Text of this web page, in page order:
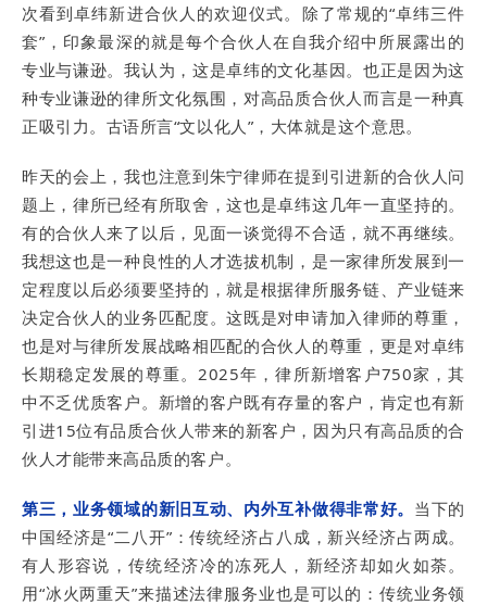
次看到卓纬新进合伙人的欢迎仪式。除了常规的“卓纬三件
套”，印象最深的就是每个合伙人在自我介绍中所展露出的
专业与谦逊。我认为，这是卓纬的文化基因。也正是因为这
种专业谦逊的律所文化氛围，对高品质合伙人而言是一种真
正吸引力。古语所言“文以化人”，大体就是这个意思。
昨天的会上，我也注意到朱宁律师在提到引进新的合伙人问
题上，律所已经有所取舍，这也是卓纬这几年一直坚持的。
有的合伙人来了以后，见面一谈觉得不合适，就不再继续。
我想这也是一种良性的人才选拔机制，是一家律所发展到一
定程度以后必须要坚持的，就是根据律所服务链、产业链来
决定合伙人的业务匹配度。这既是对申请加入律师的尊重，
也是对与律所发展战略相匹配的合伙人的尊重，更是对卓纬
长期稳定发展的尊重。2025年，律所新增客户750家，其
中不乏优质客户。新增的客户既有存量的客户，肯定也有新
引进15位有品质合伙人带来的新客户，因为只有高品质的合
伙人才能带来高品质的客户。
第三，业务领域的新旧互动、内外互补做得非常好。 当下的
中国经济是“二八开”：传统经济占八成，新兴经济占两成。
有人形容说，传统经济冷的冻死人，新经济却如火如荼。
用“冰火两重天”来描述法律服务业也是可以的：传统业务领